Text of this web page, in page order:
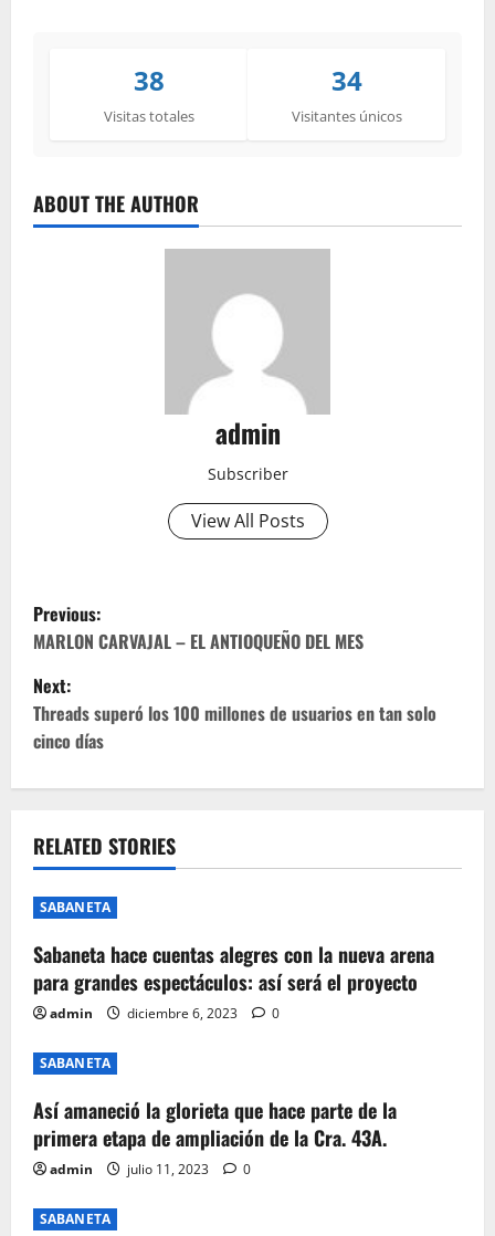
38
Visitas totales
34
Visitantes únicos
ABOUT THE AUTHOR
admin
Subscriber
View All Posts
P
o
s
t
n
a
v
i
g
a
t
i
o
n
Previous:
MARLON CARVAJAL – EL ANTIOQUEÑO DEL MES
Next:
Threads superó los 100 millones de usuarios en tan solo
cinco días
RELATED STORIES
SABANETA
Sabaneta hace cuentas alegres con la nueva arena
para grandes espectáculos: así será el proyecto
admin diciembre 6, 2023 0
SABANETA
Así amaneció la glorieta que hace parte de la
primera etapa de ampliación de la Cra. 43A.
admin julio 11, 2023 0
SABANETA